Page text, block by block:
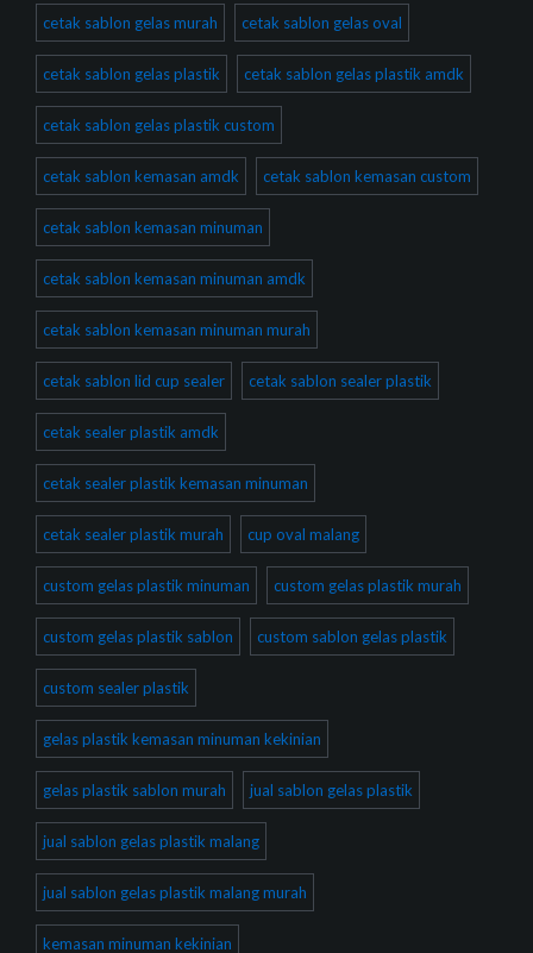
cetak sablon gelas murah cetak sablon gelas oval
cetak sablon gelas plastik cetak sablon gelas plastik amdk
cetak sablon gelas plastik custom
cetak sablon kemasan amdk cetak sablon kemasan custom
cetak sablon kemasan minuman
cetak sablon kemasan minuman amdk
cetak sablon kemasan minuman murah
cetak sablon lid cup sealer cetak sablon sealer plastik
cetak sealer plastik amdk
cetak sealer plastik kemasan minuman
cetak sealer plastik murah cup oval malang
custom gelas plastik minuman custom gelas plastik murah
custom gelas plastik sablon custom sablon gelas plastik
custom sealer plastik
gelas plastik kemasan minuman kekinian
gelas plastik sablon murah jual sablon gelas plastik
jual sablon gelas plastik malang
jual sablon gelas plastik malang murah
kemasan minuman kekinian